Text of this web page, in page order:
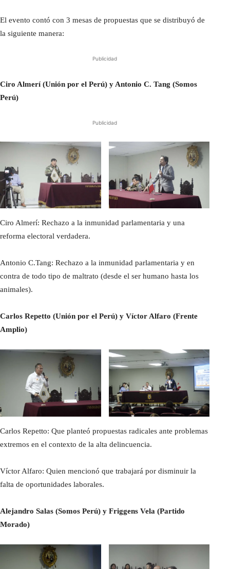
El evento contó con 3 mesas de propuestas que se distribuyó de
la siguiente manera:
Publicidad
Ciro Almerí (Unión por el Perú) y Antonio C. Tang (Somos
Perú)
Publicidad
Ciro Almerí: Rechazo a la inmunidad parlamentaria y una
reforma electoral verdadera.
Antonio C.Tang: Rechazo a la inmunidad parlamentaria y en
contra de todo tipo de maltrato (desde el ser humano hasta los
animales).
Carlos Repetto (Unión por el Perú) y Víctor Alfaro (Frente
Amplio)
Carlos Repetto: Que planteó propuestas radicales ante problemas
extremos en el contexto de la alta delincuencia.
Víctor Alfaro: Quien mencionó que trabajará por disminuir la
falta de oportunidades laborales.
Alejandro Salas (Somos Perú) y Friggens Vela (Partido
Morado)